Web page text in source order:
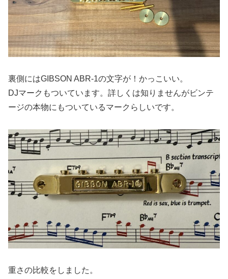
裏側にはGIBSON ABR-1の文字が！かっこいい。
DJマークもついています。詳しくは知りませんがビンテ
ージの本物にもついているマークらしいです。
重さの比較をしました。